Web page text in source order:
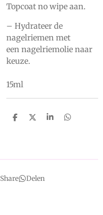
Topcoat no wipe aan.
– Hydrateer de
nagelriemen met
een nagelriemolie naar
keuze.
15ml
D
D
S
D
Share Delen